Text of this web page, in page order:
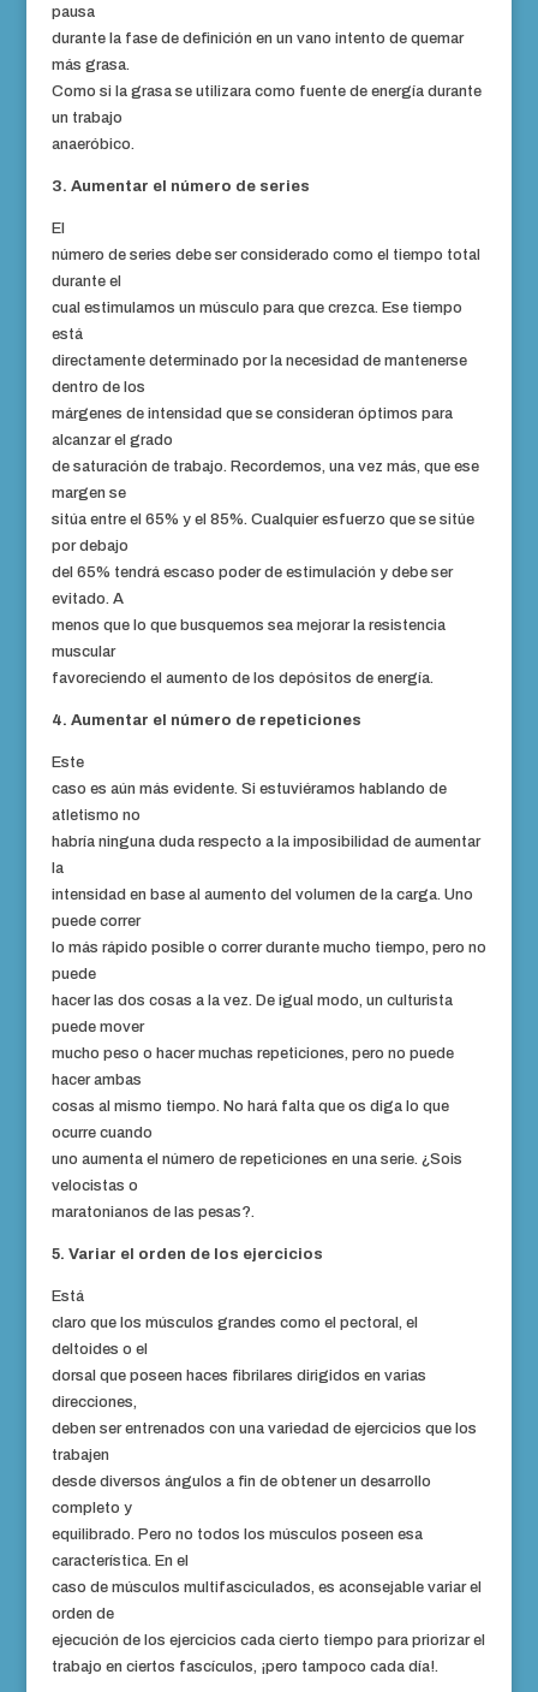
pausa
durante la fase de definición en un vano intento de quemar
más grasa.
Como si la grasa se utilizara como fuente de energía durante
un trabajo
anaeróbico.
3. Aumentar el número de series
El
número de series debe ser considerado como el tiempo total
durante el
cual estimulamos un músculo para que crezca. Ese tiempo
está
directamente determinado por la necesidad de mantenerse
dentro de los
márgenes de intensidad que se consideran óptimos para
alcanzar el grado
de saturación de trabajo. Recordemos, una vez más, que ese
margen se
sitúa entre el 65% y el 85%. Cualquier esfuerzo que se sitúe
por debajo
del 65% tendrá escaso poder de estimulación y debe ser
evitado. A
menos que lo que busquemos sea mejorar la resistencia
muscular
favoreciendo el aumento de los depósitos de energía.
4. Aumentar el número de repeticiones
Este
caso es aún más evidente. Si estuviéramos hablando de
atletismo no
habría ninguna duda respecto a la imposibilidad de aumentar
la
intensidad en base al aumento del volumen de la carga. Uno
puede correr
lo más rápido posible o correr durante mucho tiempo, pero no
puede
hacer las dos cosas a la vez. De igual modo, un culturista
puede mover
mucho peso o hacer muchas repeticiones, pero no puede
hacer ambas
cosas al mismo tiempo. No hará falta que os diga lo que
ocurre cuando
uno aumenta el número de repeticiones en una serie. ¿Sois
velocistas o
maratonianos de las pesas?.
5. Variar el orden de los ejercicios
Está
claro que los músculos grandes como el pectoral, el
deltoides o el
dorsal que poseen haces fibrilares dirigidos en varias
direcciones,
deben ser entrenados con una variedad de ejercicios que los
trabajen
desde diversos ángulos a fin de obtener un desarrollo
completo y
equilibrado. Pero no todos los músculos poseen esa
característica. En el
caso de músculos multifasciculados, es aconsejable variar el
orden de
ejecución de los ejercicios cada cierto tiempo para priorizar el
trabajo en ciertos fascículos, ¡pero tampoco cada día!.